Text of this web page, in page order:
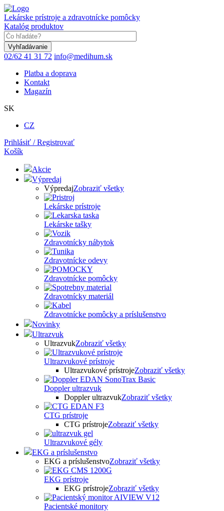
Skočiť
na
hlavný
obsah
Lekárske prístroje a zdravotnícke pomôcky
Katalóg produktov
02/62 41 31 72 info@medihum.sk
Platba a doprava
Kontakt
Magazín
SK
CZ
Prihlásiť / Registrovať
Košík
Akcie
Výpredaj
VýpredajZobraziť všetky
Lekárske prístroje
Lekárske tašky
Zdravotnícky nábytok
Zdravotnícke odevy
Zdravotnícke pomôcky
Zdravotnícky materiál
Zdravotnícke pomôcky a príslušenstvo
Novinky
Ultrazvuk
UltrazvukZobraziť všetky
Ultrazvukové prístroje
Ultrazvukové prístrojeZobraziť všetky
Doppler ultrazvuk
Doppler ultrazvukZobraziť všetky
CTG prístroje
CTG prístrojeZobraziť všetky
Ultrazvukové gély
EKG a príslušenstvo
EKG a príslušenstvoZobraziť všetky
EKG prístroje
EKG prístrojeZobraziť všetky
Pacientské monitory